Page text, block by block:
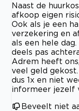
Naast de
afkoop eigen
Ook als je een
verzekering en
als een hele
deels pas
Adrem heeft
veel geld
dus 1x en niet
informeer jezelf
Beveelt niet